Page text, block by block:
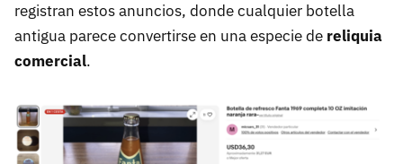
registran estos anuncios, donde cualquier botella
antigua parece convertirse en una especie de reliquia
comercial.